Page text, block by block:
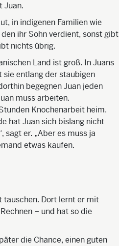
Juan.
in indigenen Familien wie
ihr Sohn verdient, sonst gibt
nichts übrig.
Land ist groß. In Juans
sie entlang der staubigen
begegnen Juan jeden
muss arbeiten.
Knochenarbeit heim.
hat Juan sich bislang nicht
sagt er. „Aber es muss ja
etwas kaufen.
tauschen. Dort lernt er mit
– und hat so die
die Chance, einen guten